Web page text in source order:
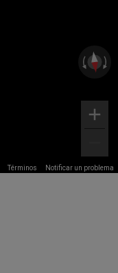
Términos Notificar un problema